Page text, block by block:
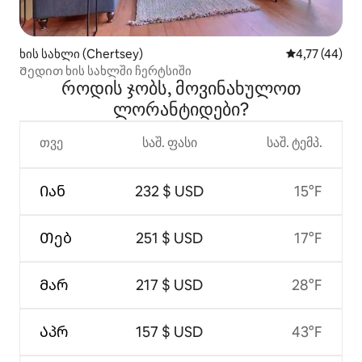
ხის სახლი (Chertsey) საშუალო
4,77 (44)
Შედით ხის სახლში ჩერტსიში
როდის ჯობს, მოვინახულოთ
ლორანტიდები?
თვე
Იან
Თებ
Მარ
Აპრ
საშ. ფასი
232 $ USD
251 $ USD
217 $ USD
157 $ USD
საშ. ტემპ.
15°F
17°F
28°F
43°F